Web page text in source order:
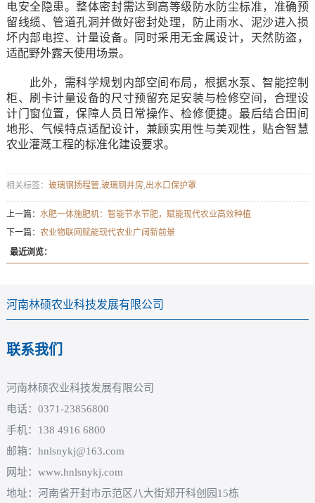
电安全隐患。整体密封需达到高等级防水防尘标准，准确预
留线缆、管道孔洞并做好密封处理，防止雨水、泥沙进入损
坏内部电控、计量设备。同时采用无金属设计，天然防盗，
适配野外露天使用场景。
此外，需科学规划内部空间布局，根据水泵、智能控制
柜、刷卡计量设备的尺寸预留充足安装与检修空间，合理设
计门窗位置，保障人员日常操作、检修便捷。最后结合田间
地形、气候特点适配设计，兼顾实用性与美观性，贴合智慧
农业灌溉工程的标准化建设要求。
相关标签： 玻璃钢扬程管,玻璃钢井房,出水口保护罩
上一篇： 水肥一体施肥机：智能节水节肥，赋能现代农业高效种植
下一篇： 农业物联网赋能现代农业广阔新前景
最近浏览：
河南林硕农业科技发展有限公司
联系我们
河南林硕农业科技发展有限公司
电话：0371-23856800
手机：138 4916 6800
邮箱：hnlsnykj@163.com
网址：www.hnlsnykj.com
地址：河南省开封市示范区八大街郑开科创园15栋